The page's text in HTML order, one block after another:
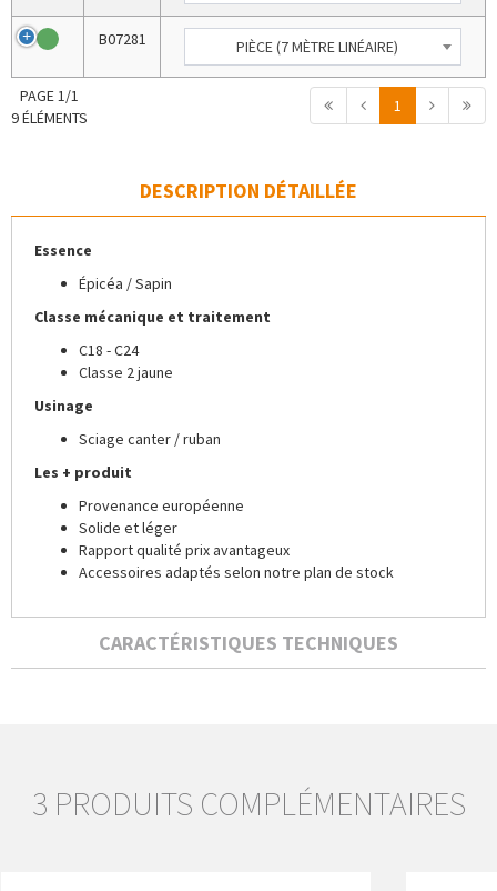
B07281 PIÈCE (7 MÈTRE LINÉAIRE)
PAGE 1/1
9 ÉLÉMENTS
1
DESCRIPTION DÉTAILLÉE
Essence
Épicéa / Sapin
Classe mécanique et traitement
C18 - C24
Classe 2 jaune
Usinage
Sciage canter / ruban
Les + produit
Provenance européenne
Solide et léger
Rapport qualité prix avantageux
Accessoires adaptés selon notre plan de stock
CARACTÉRISTIQUES TECHNIQUES
3 PRODUITS COMPLÉMENTAIRES